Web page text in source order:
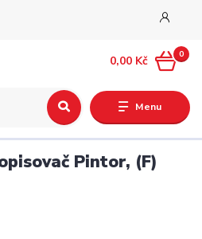
Menu
0
0,00 Kč
Pintor, (F)